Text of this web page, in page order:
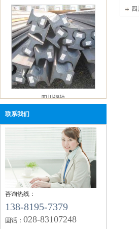
钢铁篇
【企业资讯】四川钢轨杨坤：2019年1-11
一般公共预算支出同比增长7.7%
【企业资讯】成都鑫红鑫钢轨：12月京津
工企业建材采购量环比降8.49%
【企业资讯】四川钢轨：钢铁行业下游一
态及点评（20191215）
【企业资讯】四川钢轨：2020年钢价仍处
【企业资讯】成都钢轨：河北省启动区域
污染天气Ⅱ级应急响应
【企业资讯】四川钢轨：如何保障海外铁
资源的稳定供应？
【企业资讯】四川钢轨：2019年11月12日
钢市快报
【企业资讯】成都钢轨：机械行业10月挖
【企业资讯】四川钢轨：2019年10月全国
生产成本调研报告
四川钢轨
四川钢轨螺栓
联系我们
咨询热线：
138-8195-7379
固话： 028-83107248
价